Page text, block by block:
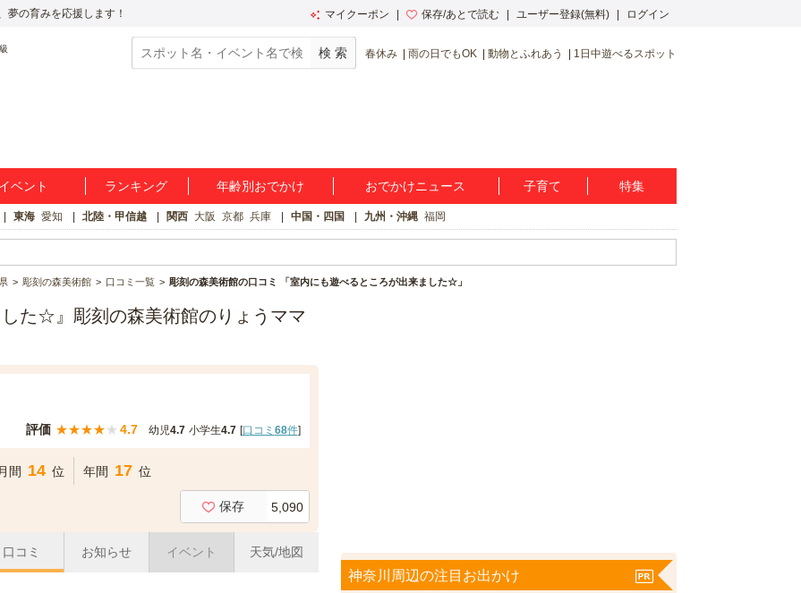
夢の育みを応援します！ マイクーポン 保存/あとで読む ユーザー登録(無料) ログイン
春休み 雨の日でもOK 動物とふれあう 1日中遊べるスポット
ベント ランキング 年齢別おでかけ おでかけニュース 子育て 特集
東海 愛知 北陸・甲信越 関西 大阪 京都 兵庫 中国・四国 九州・沖縄 福岡
彫刻の森美術館 口コミ一覧 彫刻の森美術館の口コミ 「室内にも遊べるところが出来ました☆」
た☆』彫刻の森美術館のりょうママ
評価 ★★★★★ 4.7 幼児4.7 小学生4.7 [口コミ 68件]
月間 14 位 年間 17 位
保存 5,090
口コミ お知らせ イベント 天気/地図
神奈川周辺の注目お出かけ